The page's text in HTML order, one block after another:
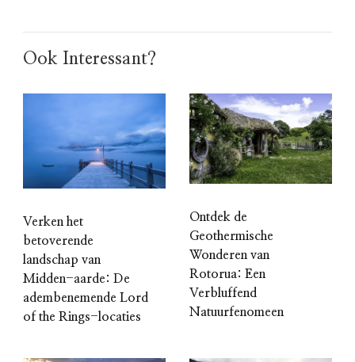
Ook Interessant?
Verken het
betoverende
landschap van
Midden-aarde: De
adembenemende Lord
of the Rings-locaties
Ontdek de
Geothermische
Wonderen van
Rotorua: Een
Verbluffend
Natuurfenomeen